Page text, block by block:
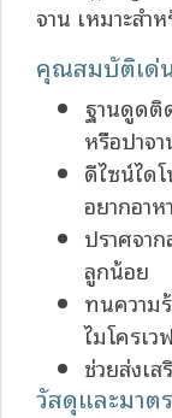
จาน เหมาะสำ
คุณสมบัติเด่
ฐานดูดติ
หรือปาจ
ดีไซน์ได
อยากอาห
ปราศจา
ลูกน้อย
ทนความ
ไมโครเว
ช่วยส่งเ
วัสดุและมา